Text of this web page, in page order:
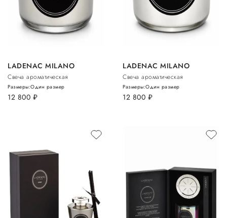
LADENAC MILANO
Свеча ароматическая
12 800 руб.
Размеры:Один размер
LADENAC MILANO
Свеча ароматическая
12 800 руб.
Размеры:Один размер